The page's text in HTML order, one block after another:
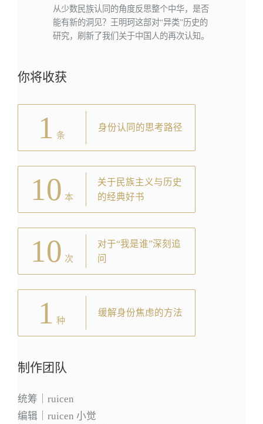
从少数民族认同的角度反思整个中华，是否
能有新的洞见？王明珂这部对“异类”历史的
研究，刷新了我们关于中国人的再次认知。
你将收获
1 条
身份认同的思考路径
10 本
关于民族主义与历史
的经典好书
10 次
对于“我是谁”深刻追
问
1 种
缓解身份焦虑的方法
制作团队
统筹｜ruicen
编辑｜ruicen 小觉